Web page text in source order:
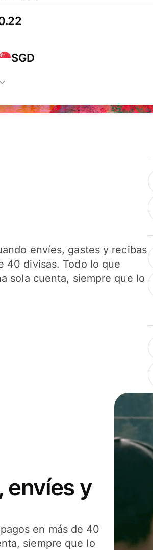
SGD
envíes, gastes y recibas
40 divisas. Todo lo que
sola cuenta, siempre que lo
envíes y
en más de 40
siempre que lo